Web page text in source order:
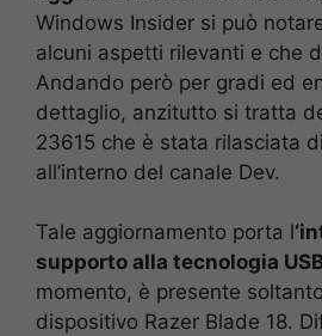
Windows Insider si può
alcuni aspetti rilevanti e che
Andando però per gradi ed
dettaglio, anzitutto si tratta
23615 che è stata rilasciata
all’interno del canale Dev.
Tale aggiornamento porta l
supporto alla tecnologia
momento, è presente
dispositivo Razer Blade 18.